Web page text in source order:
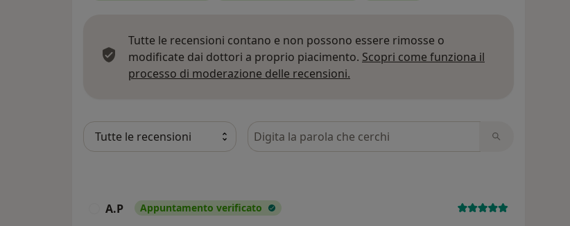
Tutte le recensioni contano e non possono essere rimosse o
modificate dai dottori a proprio piacimento. Scopri come funziona il
processo di moderazione delle recensioni.
Cerca nelle recensioni
A.P Appuntamento verificato